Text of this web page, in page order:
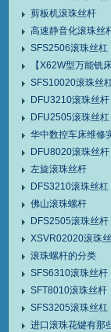
剪板机滚珠丝杆
高速静音化滚珠丝
SFS2506滚珠丝杠
【X62W型万能铣床
SFS10020滚珠丝
DFU3210滚珠丝杆
DFU2505滚珠丝杠
华中数控车床维修
DFU8020滚珠丝杆
左旋滚珠丝杆
DFS3210滚珠丝杠
佛山滚珠螺杆
DFS2505滚珠丝杆
XSVR02020滚珠
滚珠螺杆的分类
SFS6310滚珠丝杆
SFT8010滚珠丝杆
SFS3205滚珠丝杠
进口滚珠花键有那